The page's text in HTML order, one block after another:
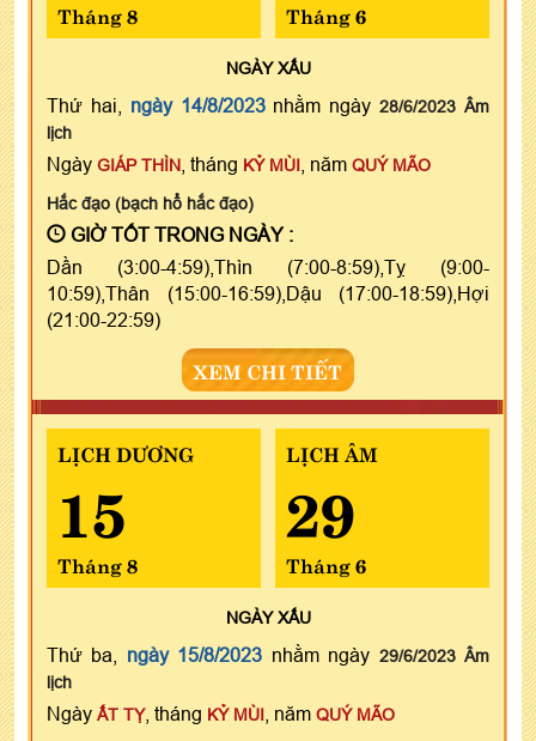
Tháng 8 Tháng 6
NGÀYXẤU
Thứ hai, ngày 14/8/2023nhằm ngày28/6/2023 Âm
lịch
Ngày GIÁP THÌN , tháng KỶ MÙI , năm QUÝ MÃO
Hắc đạo (bạch hổ hắc đạo)
GIỜ TỐT TRONG NGÀY :
Dần (3:00-4:59),Thìn (7:00-8:59),Tỵ (9:00-
10:59),Thân (15:00-16:59),Dậu (17:00-18:59),Hợi
(21:00-22:59)
XEM CHI TIẾT
LỊCH DƯƠNG
15
Tháng 8
LỊCH ÂM
29
Tháng 6
NGÀYXẤU
Thứ ba, ngày 15/8/2023 nhằm ngày 29/6/2023 Âm
lịch
Ngày ẤT TỴ, tháng KỶ MÙI , năm QUÝ MÃO